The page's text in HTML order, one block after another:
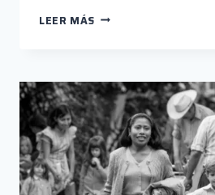
LEER MÁS “AQUAMAN”
UN
NUEVO
UNIVERSO”